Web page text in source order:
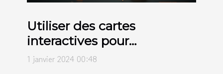
Utiliser des cartes
interactives pour
l'éducation géographique
1 janvier 2024 00:48